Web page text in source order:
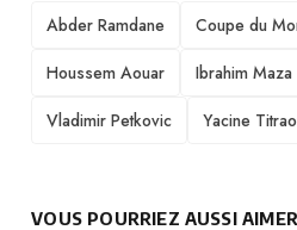
TAGS
Abder Ramdane
Coupe du
Houssem Aouar
Ibrahim Maza
Vladimir Petkovic
Yacine
VOUS POURRIEZ AUSSI AIMER